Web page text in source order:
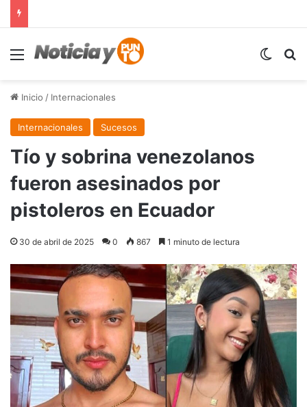
Menú
Inicio / Internacionales
Internacionales Sucesos
Tío y sobrina venezolanos
fueron asesinados por
pistoleros en Ecuador
30 de abril de 2025 0 867 1 minuto de lectura